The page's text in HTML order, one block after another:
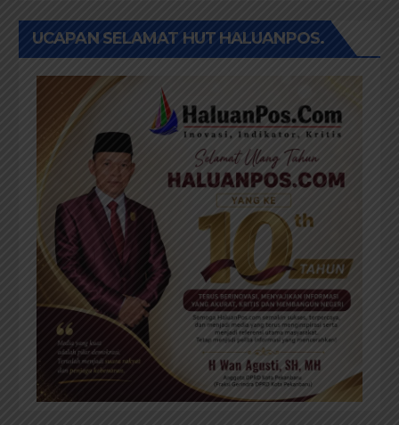
UCAPAN SELAMAT HUT HALUANPOS.